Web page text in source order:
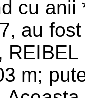
cu
au
m;